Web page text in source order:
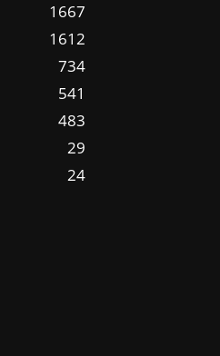
1667
1612
734
541
483
29
24